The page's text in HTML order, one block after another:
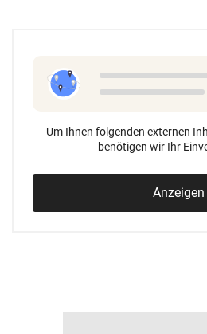
Um Ihnen folgenden externen
benötigen wir Ihr
Anzeigen